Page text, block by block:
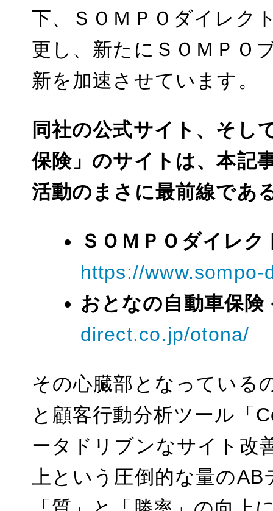
下、ＳＯＭＰＯダイレク
更し、新たにＳＯＭＰＯ
新を加速させています。
同社の公式サイト、そし
保険」のサイトは、本記
活動のまさに最前線であ
ＳＯＭＰＯダイレ
https://
おとなの自動車保険
direct.co.jp/otona/
その心臓部となっている
と顧客行動分析ツール「
ータドリブンなサイト改
上という圧倒的な量の